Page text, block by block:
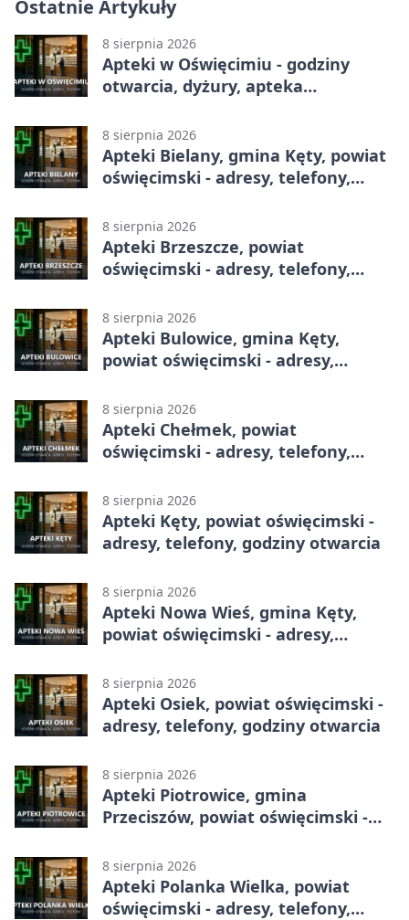
Ostatnie Artykuły
8 sierpnia 2026
Apteki w Oświęcimiu - godziny
otwarcia, dyżury, apteka
8 sierpnia 2026
Apteki Bielany, gmina Kęty, powiat
oświęcimski - adresy, telefony,
8 sierpnia 2026
Apteki Brzeszcze, powiat
oświęcimski - adresy, telefony,
8 sierpnia 2026
Apteki Bulowice, gmina Kęty,
powiat oświęcimski - adresy,
8 sierpnia 2026
Apteki Chełmek, powiat
oświęcimski - adresy, telefony,
8 sierpnia 2026
Apteki Kęty, powiat oświęcimski -
adresy, telefony, godziny otwarcia
8 sierpnia 2026
Apteki Nowa Wieś, gmina Kęty,
powiat oświęcimski - adresy,
8 sierpnia 2026
Apteki Osiek, powiat oświęcimski -
adresy, telefony, godziny otwarcia
8 sierpnia 2026
Apteki Piotrowice, gmina
Przeciszów, powiat oświęcimski -
8 sierpnia 2026
Apteki Polanka Wielka, powiat
oświęcimski - adresy, telefony,